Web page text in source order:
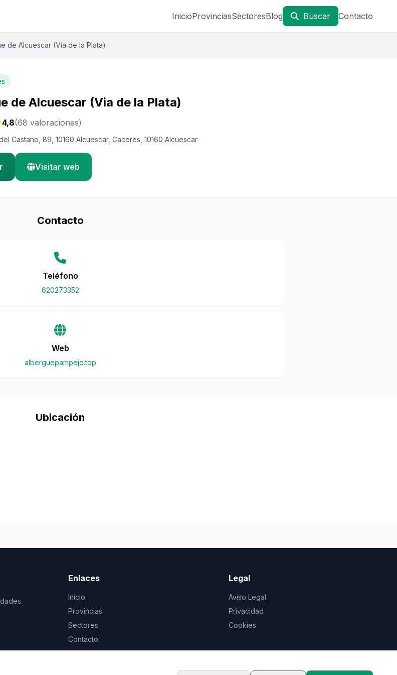
InicioProvinciasSectoresBlog Buscar Contacto
de Alcuescar (Via de la Plata)
de Alcuescar (Via de la Plata)
4,8(68 valoraciones)
Castano, 89, 10160 Alcuescar, Caceres, 10160 Alcuescar
Visitar web
Contacto
Teléfono
620273352
Web
alberguepampejo.top
Ubicación
Enlaces
Inicio
Provincias
Sectores
Contacto
Legal
Aviso Legal
Privacidad
Cookies